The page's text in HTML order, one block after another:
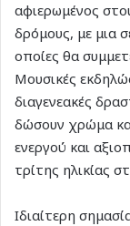
αφιερωμένος
δρόμους, με μια
οποίες θα
Μουσικές
διαγενεακές
δώσουν χρώμα
ενεργού και
τρίτης ηλικίας
Ιδιαίτερη